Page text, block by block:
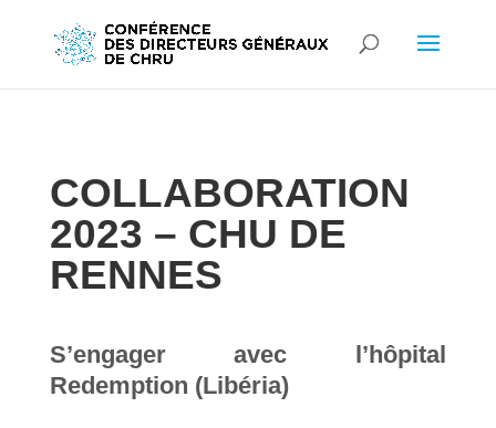
COLLABORATION
2023 – CHU DE
RENNES
S’engager avec l’hôpital
Redemption (Libéria)